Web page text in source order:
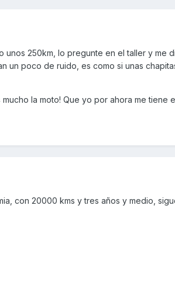
unos 250km, lo pregunte en el taller y me
un poco de ruido, es como si unas
la moto! Que yo por ahora me tiene
con 20000 kms y tres años y medio,